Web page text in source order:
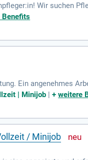
Wir suchen
der Möglichkeit zur
Setze dein Talent in
Benefits
Ein angenehmes
und kurze
| Minijob |+weitere
/ Minijob